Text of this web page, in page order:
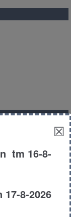
Sedan
☒
tm 16-8-
8-2026